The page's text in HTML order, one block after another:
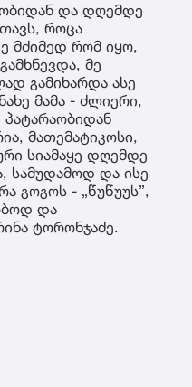
და დღემდე
როცა
მძიმედ რომ იყო,
მე
გამიხარდა ასე
მამა - ძლიერი,
მათემატიკოსი,
სიამაყე დღემდე
სამუდამოდ და ისე
გოგოს - „წუწუუს”,
და
ტორონჯაძე.